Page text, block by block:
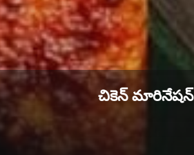
చికెన్ మారినేషన్